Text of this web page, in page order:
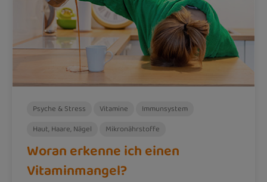
Psyche & Stress Vitamine
Immunsystem
Haut, Haare, Nägel
Mikronährstoffe
Woran erkenne ich einen
Vitaminmangel?